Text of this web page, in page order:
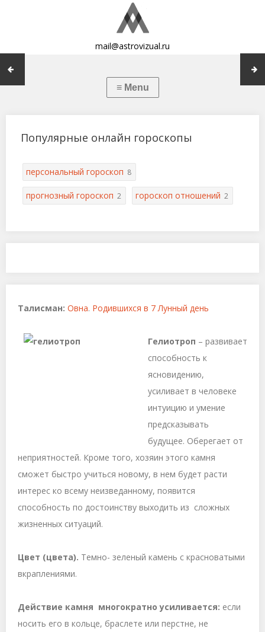
mail@astrovizual.ru
Популярные онлайн гороскопы
персональный гороскоп 8
прогнозный гороскоп 2 гороскоп отношений 2
Талисман: Овна. Родившихся в 7 Лунный день
Гелиотроп – развивает
способность к
ясновидению,
усиливает в человеке
интуицию и умение
предсказывать
будущее. Оберегает от
неприятностей. Кроме того, хозяин этого камня
сможет быстро учиться новому, в нем будет расти
интерес ко всему неизведанному, появится
способность по достоинству выходить из сложных
жизненных ситуаций.
Цвет (цвета). Темно- зеленый камень с красноватыми
вкраплениями.
Действие камня многократно усиливается: если
носить его в кольце, браслете или перстне, не